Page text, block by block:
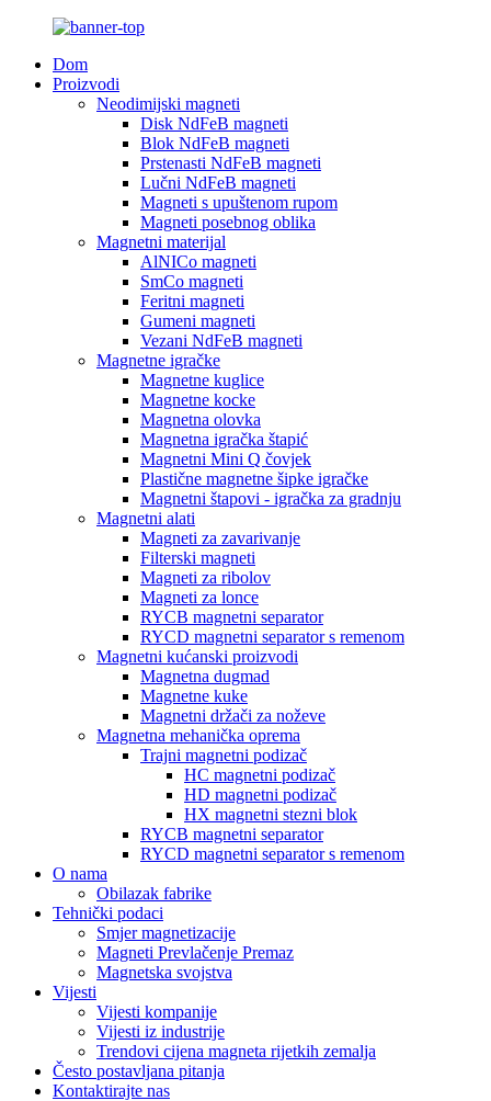
Dom
Proizvodi
Neodimijski magneti
Disk NdFeB magneti
Blok NdFeB magneti
Prstenasti NdFeB magneti
Lučni NdFeB magneti
Magneti s upuštenom rupom
Magneti posebnog oblika
Magnetni materijal
AlNICo magneti
SmCo magneti
Feritni magneti
Gumeni magneti
Vezani NdFeB magneti
Magnetne igračke
Magnetne kuglice
Magnetne kocke
Magnetna olovka
Magnetna igračka štapić
Magnetni Mini Q čovjek
Plastične magnetne šipke igračke
Magnetni štapovi - igračka za gradnju
Magnetni alati
Magneti za zavarivanje
Filterski magneti
Magneti za ribolov
Magneti za lonce
RYCB magnetni separator
RYCD magnetni separator s remenom
Magnetni kućanski proizvodi
Magnetna dugmad
Magnetne kuke
Magnetni držači za noževe
Magnetna mehanička oprema
Trajni magnetni podizač
HC magnetni podizač
HD magnetni podizač
HX magnetni stezni blok
RYCB magnetni separator
RYCD magnetni separator s remenom
O nama
Obilazak fabrike
Tehnički podaci
Smjer magnetizacije
Magneti Prevlačenje Premaz
Magnetska svojstva
Vijesti
Vijesti kompanije
Vijesti iz industrije
Trendovi cijena magneta rijetkih zemalja
Često postavljana pitanja
Kontaktirajte nas